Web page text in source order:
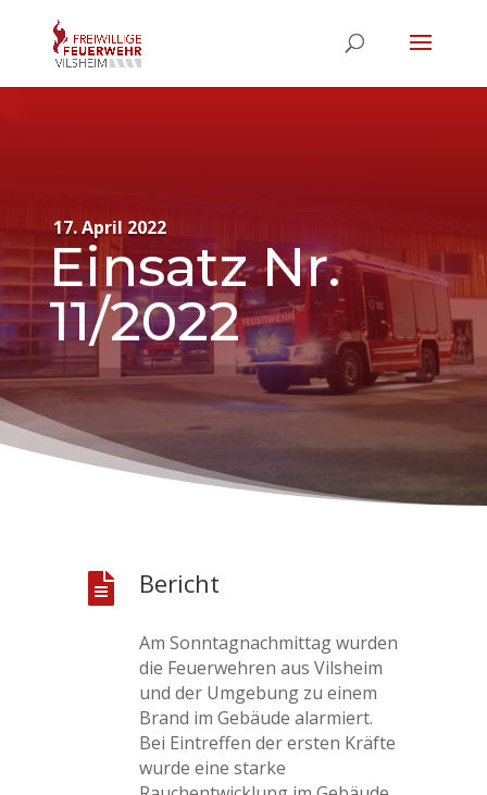
17. April 2022
Einsatz Nr.
11/2022
 Bericht
Am Sonntagnachmittag wurden
die Feuerwehren aus Vilsheim
und der Umgebung zu einem
Brand im Gebäude alarmiert.
Bei Eintreffen der ersten Kräfte
wurde eine starke